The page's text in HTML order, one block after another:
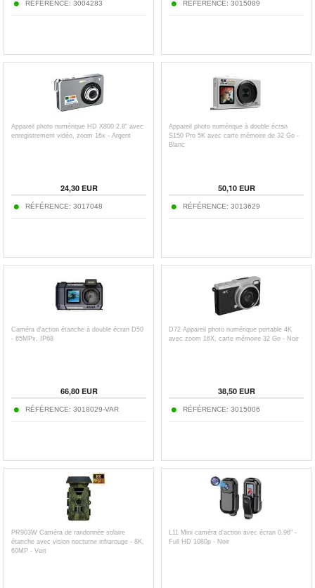
RÉFÉRENCE: 3004283 RÉFÉRENCE: 3015089
Appareil photo numérique HD X800 2.8" avec
enregistrement vidéo, zoom 16x - Argent
24,30EUR
RÉFÉRENCE: 3017048
Appareil photo numérique à double écran
S150 Pro 5K avec carte mémoire de 32 Go -
Blanc
50,10EUR
RÉFÉRENCE: 3013629
Caméra d'action étanche à double écran D50
- 65MPx, IP68
66,80EUR
RÉFÉRENCE: 3018029-VAR
D72 Appareil photo numérique portable 4K
avec zoom 16X, carte mémoire 32 Go - Noir
38,50EUR
RÉFÉRENCE: 3015006
PR903W Caméra de randonnée solaire
étanche avec vision nocturne infrarouge - 8K,
60MP - Vert
L11 Mini caméra d'action avec écran 0.96" -
Full HD 1080p - Noir